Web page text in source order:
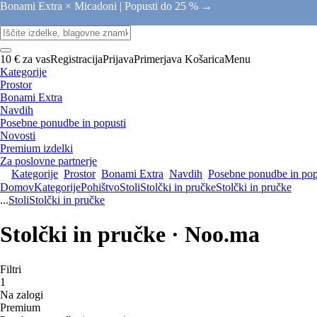
Bonami Extra × Micadoni | Popusti do 25 % →
10 € za vasRegistracijaPrijavaPrimerjava KošaricaMenu
Kategorije
Prostor
Bonami Extra
Navdih
Posebne ponudbe in popusti
Novosti
Premium izdelki
Za poslovne partnerje
Kategorije Prostor Bonami Extra Navdih Posebne ponudbe in
DomovKategorijePohištvoStoliStolčki in pručkeStolčki in pručke
...StoliStolčki in pručke
Stolčki in pručke · Noo.ma
Filtri
1
Na zalogi
Premium